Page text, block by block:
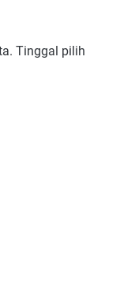
Tinggal pilih